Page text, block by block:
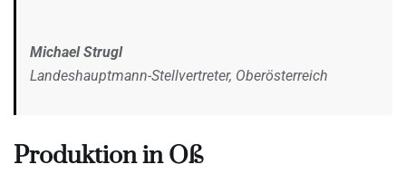
Michael Strugl
Landeshauptmann-Stellvertreter, Oberösterreich
Produktion in Oß